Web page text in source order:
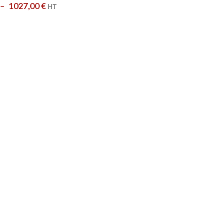
– 1027,00€ HT